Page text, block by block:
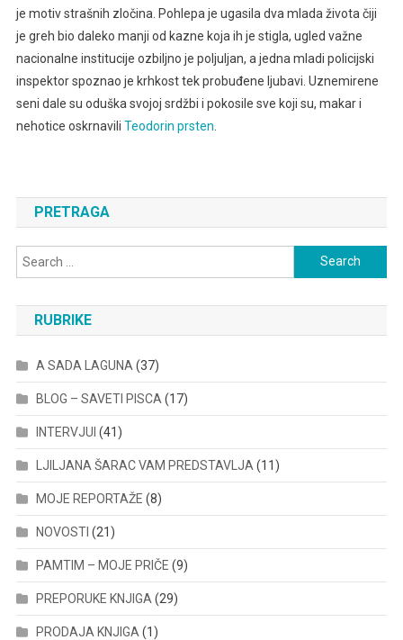
je motiv strašnih zločina. Pohlepa je ugasila dva mlada života čiji
je greh bio daleko manji od kazne koja ih je stigla, ugled važne
nacionalne institucije ozbiljno je poljuljan, a jedna mladi policijski
inspektor spoznao je krhkost tek probuđene ljubavi. Uznemirene
seni dale su oduška svojoj srdžbi i pokosile sve koji su, makar i
nehotice oskrnavili Teodorin prsten
PRETRAGA
Search
for:
RUBRIKE
A SADA LAGUNA (37)
BLOG – SAVETI PISCA (17)
INTERVJUI (41)
LJILJANA ŠARAC VAM PREDSTAVLJA (11)
MOJE REPORTAŽE (8)
NOVOSTI (21)
PAMTIM – MOJE PRIČE (9)
PREPORUKE KNJIGA (29)
PRODAJA KNJIGA (1)